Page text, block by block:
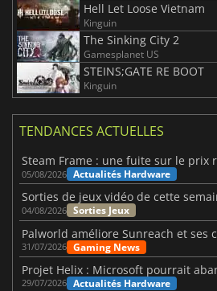
Hell Let Loose Vietnam
Kinguin
The Sinking City 2
Gamesplanet US
STEINS;GATE RE BOOT
Kinguin
TENDANCES ACTUELLES
05/08/2026 Actualités Hardware
04/08/2026 Sorties Jeux
Palworld améliore Sunreach et ses
31/07/2026 Gaming News
Projet Helix : Microsoft pourrait
29/07/2026 Actualités Hardware